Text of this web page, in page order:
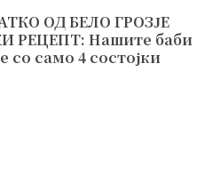
ОД БЕЛО ГРОЗЈЕ
РЕЦЕПТ: Нашите баби
со само 4 состојки